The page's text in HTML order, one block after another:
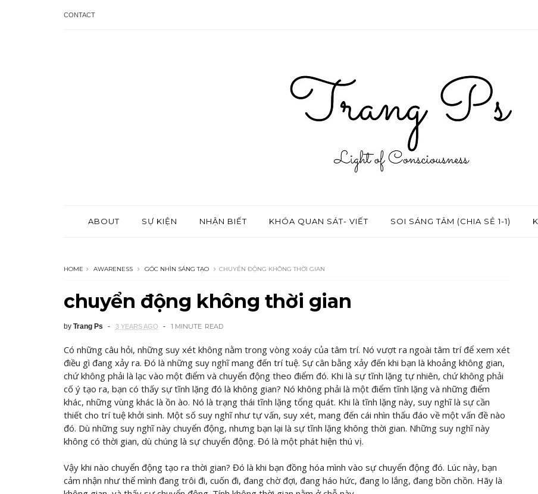
CONTACT
ABOUT SỰ KIỆN NHẬN BIẾT KHÓA QUAN SÁT- VIẾT SOI SÁNG TÂM (CHIA SẺ 1-1)
HOME AWARENESS GÓC NHÌN SÁNG TẠO CHUYỂN ĐỘNG KHÔNG THỜI GIAN
chuyển động không thời gian
by Trang Ps 3 YEARS AGO 1 MINUTE READ
Có những câu hỏi, những suy xét không nằm trong vòng xoáy của tâm trí. Nó vượt ra ngoài tâm trí để xem xét
điều gì đang xảy ra. Đó là những suy nghĩ mang đến trí tuệ. Sự cân bằng xảy đến khi bạn là khoảng không gian,
chứ không phải là lạc vào một điểm và chuyển động theo điểm đó. Khi là sự tĩnh lặng tự nhiên, chứ không phải
cố ý tạo ra, bạn có thấy sự tĩnh lặng đó là không gian? Nó không phải là một điểm tĩnh lặng và những điểm
khác, những vùng khác là ồn ào. Nó là trạng thái tĩnh lặng tổng quát. Khi là tĩnh lặng này, suy nghĩ là sự cần
thiết cho trí tuệ khởi sinh. Một số suy nghĩ như tự vấn, suy xét, mang đến cái nhìn thấu đáo về một vấn đề nào
đó. Dù những suy nghĩ này chuyển động, nhưng bạn lại là sự tĩnh lặng không thời gian. Những suy nghĩ này
không có thời gian, dù chúng là sự chuyển động. Đó là một phát hiện thú vị.
Vậy khi nào chuyển động tạo ra thời gian? Đó là khi bạn đồng hóa mình vào sự chuyển động đó. Lúc này, bạn
cảm nhận như thể mình đang trôi đi, cuốn đi, đang chờ đợi, đang háo hức, đang lo lắng, đang bồn chồn. Hãy là